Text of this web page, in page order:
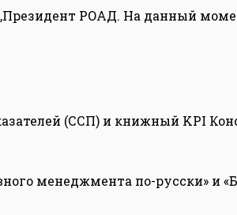
РОАД. На данный
(ССП) и книжный KPI
менеджмента по-русски» и